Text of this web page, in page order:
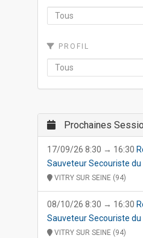
PROFIL
Prochaines
17/09/26 8:30 → 16:30
Sauveteur Secouriste du
VITRY SUR SEINE (94)
08/10/26 8:30 → 16:30
Sauveteur Secouriste du
VITRY SUR SEINE (94)